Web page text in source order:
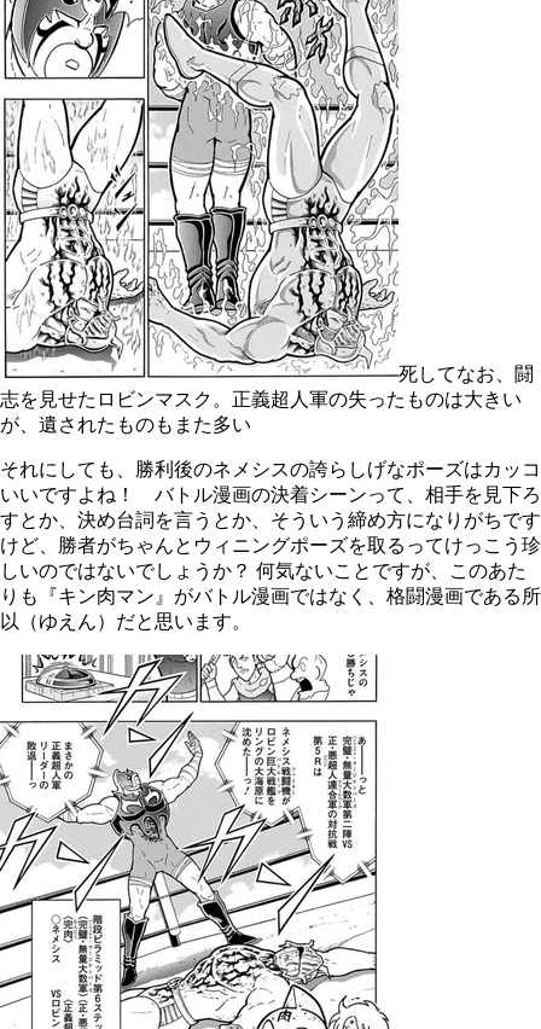
死してなお、闘
志を見せたロビンマスク。正義超人軍の失ったものは大きい
が、遺されたものもまた多い
それにしても、勝利後のネメシスの誇らしげなポーズはカッコ
いいですよね！ バトル漫画の決着シーンって、相手を見下ろ
すとか、決め台詞を言うとか、そういう締め方になりがちです
けど、勝者がちゃんとウィニングポーズを取るってけっこう珍
しいのではないでしょうか？ 何気ないことですが、このあた
りも『キン肉マン』がバトル漫画ではなく、格闘漫画である所
以（ゆえん）だと思います。